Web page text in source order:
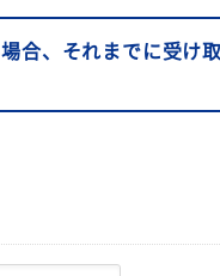
合、それまでに受け